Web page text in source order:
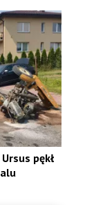
pękł